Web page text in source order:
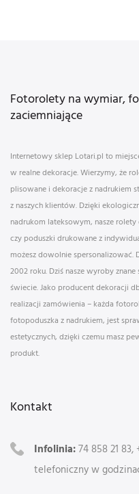
Fotorolety na wymiar,
zaciemniające
Internetowy sklep Lotari.pl to
w realne dekoracje. Wierzymy, że
plisowane i dekoracje z nadrukiem
z naszych klientów. Dzięki
nadrukom lateksowym, nasze
czy poduszki drukowane z
możesz dowolnie spersonalizować.
2002 roku. Dziś nasze wyroby
świecie. Jako producent dekoracji
realizacji zamówienia – każda
fotopoduszka z nadrukiem, jest
estetycznych, dzięki czemu masz
produkt.
Kontakt
Infolinia:74 858 21 83,
telefoniczny w